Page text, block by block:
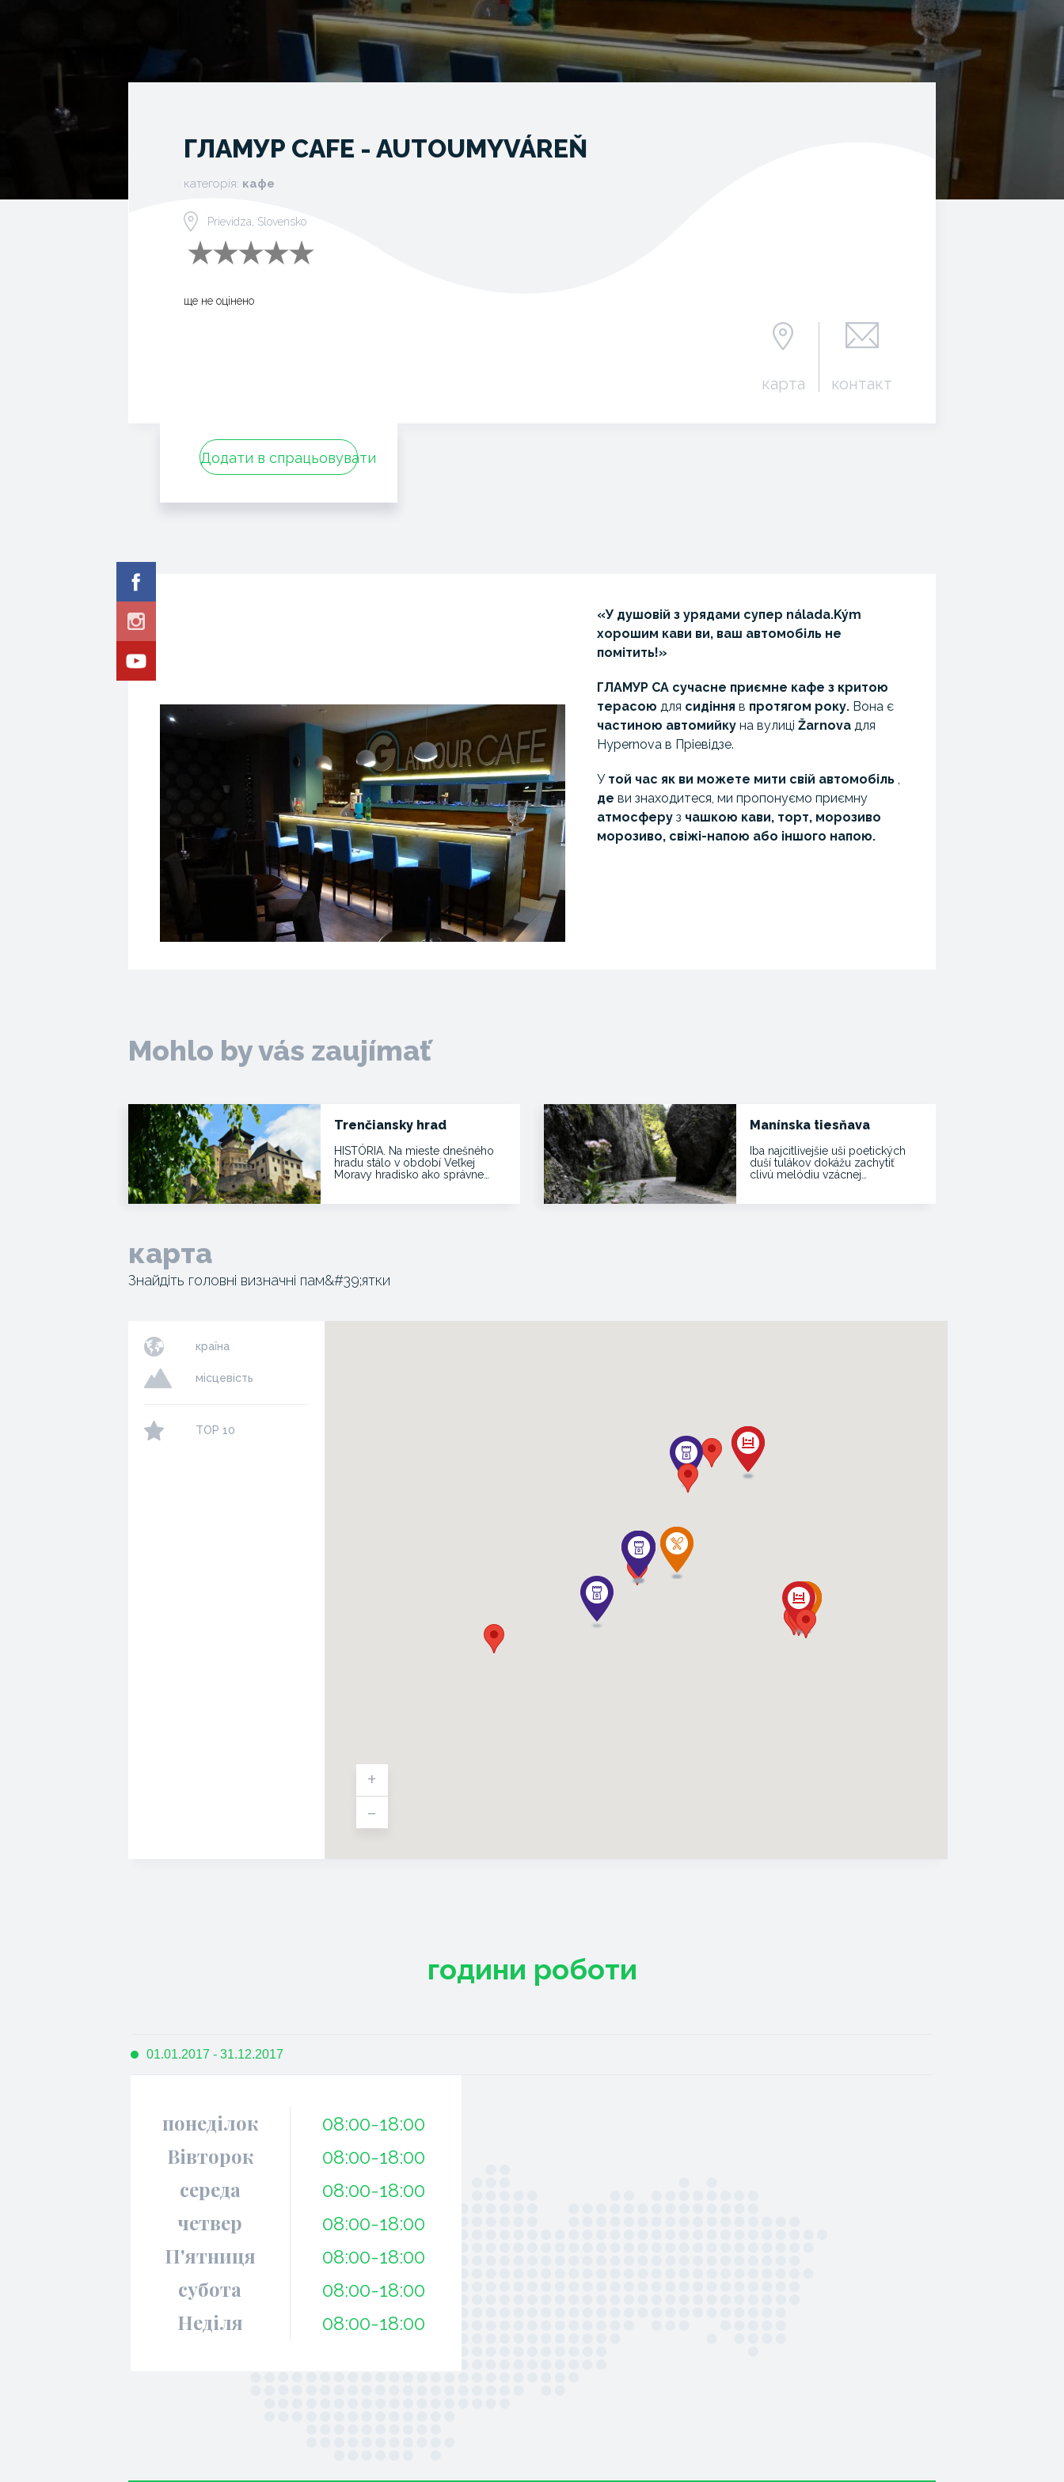
ГЛАМУР CAFE - AUTOUMYVÁREŇ
категорія: кафе
Prievidza, Slovensko
ще не оцінено
Додати в спрацьовувати
карта контакт
«У душовій з урядами супер nálada.Kým
хорошим кави ви, ваш автомобіль не
помітить!»
ГЛАМУР CA сучасне приємне кафе з критою
терасою для сидіння в протягом року.Вона є
частиною автомийкуна вулиці Žarnovaдля
Hypernova в Пріевідзе.
У той час як ви можете мити свій автомобіль,
де ви знаходитеся, ми пропонуємо приємну
атмосферуз чашкою кави, торт, морозиво
морозиво, свіжі-напою або іншого напою.
Mohlo by vás zaujímať
Trenčiansky hrad
HISTÓRIA. Na mieste dnešného
hradu stálo v období Veľkej
Moravy hradisko ako správne…
Manínska tiesňava
Iba najcitlivejšie uši poetických
duší tulákov dokážu zachytiť
clivú melódiu vzácnej…
карта
Знайдіть головні визначні пам&#39;ятки
країна
місцевість
TOP 10
+
-
години роботи
01.01.2017 - 31.12.2017
понеділок 08:00-18:00
Вівторок 08:00-18:00
середа 08:00-18:00
четвер 08:00-18:00
П'ятниця 08:00-18:00
субота 08:00-18:00
Неділя 08:00-18:00